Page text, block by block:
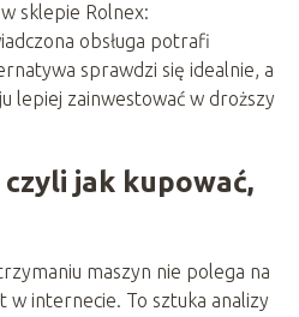
sklepie Rolnex:
obsługa potrafi
sprawdzi się idealnie, a
lepiej zainwestować w droższy
jak kupować,
maszyn nie polega na
w internecie. To sztuka analizy